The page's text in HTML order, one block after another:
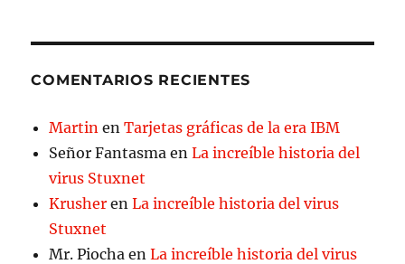
COMENTARIOS RECIENTES
Martin enTarjetas gráficas de la era IBM
Señor Fantasma enLa increíble historia del
virus Stuxnet
Krusher enLa increíble historia del virus
Stuxnet
Mr. Piocha enLa increíble historia del virus